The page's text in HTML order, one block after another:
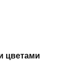
цветами